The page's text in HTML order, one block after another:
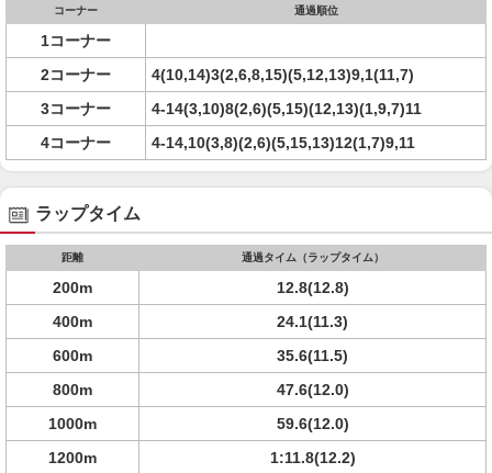
コーナー 通過順位
1コーナー
2コーナー
4(10,14)3(2,6,8,15)(5,12,13)9,1(11,7)
3コーナー
4-14(3,10)8(2,6)(5,15)(12,13)(1,9,7)11
4コーナー
4-14,10(3,8)(2,6)(5,15,13)12(1,7)9,11
ラップタイム
距離 通過タイム（ラップタイム）
200m
12.8(12.8)
400m
24.1(11.3)
600m
35.6(11.5)
800m
47.6(12.0)
1000m
59.6(12.0)
1200m
1:11.8(12.2)